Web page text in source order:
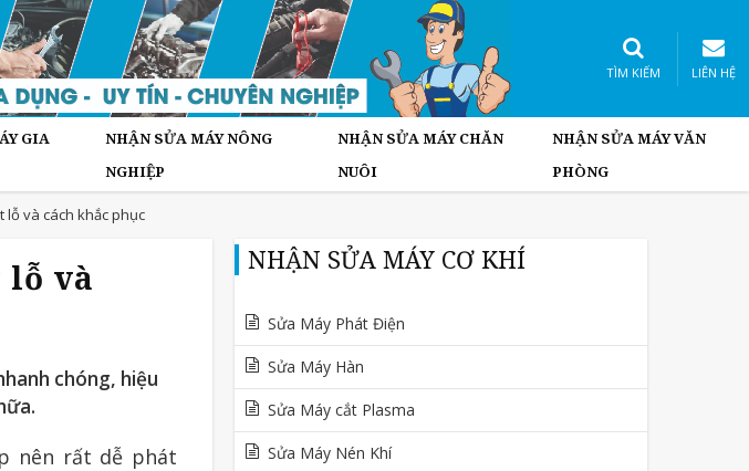
TÌM KIẾM LIÊN HỆ
GIA
NHẬN SỬA MÁY NÔNG
NGHIỆP
NHẬN SỬA MÁY CHĂN
NUÔI
NHẬN SỬA MÁY VĂN
PHÒNG
lỗ và cách khắc phục
lỗ và
chóng, hiệu
nên rất dễ phát
NHẬN SỬA MÁY CƠ KHÍ
Sửa Máy Phát Điện
Sửa Máy Hàn
Sửa Máy cắt Plasma
Sửa Máy Nén Khí